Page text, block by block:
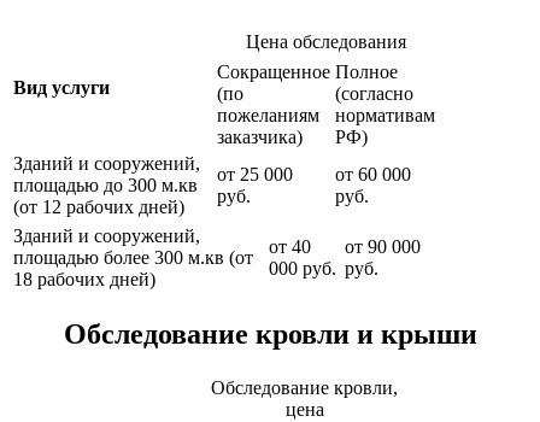
Вид услуги
Цена обследования
Сокращенное
(по
пожеланиям
заказчика)
Полное
(согласно
нормативам
РФ)
Зданий и сооружений,
площадью до 300 м.кв
(от 12 рабочих дней)
от 25 000
руб.
от 60 000
руб.
Зданий и сооружений,
площадью более 300 м.кв (от
18 рабочих дней)
от 40
000 руб.
от 90 000
руб.
Обследование кровли и крыши
Обследование кровли,
цена